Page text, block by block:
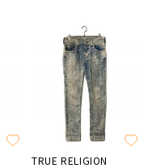
TRUE RELIGION